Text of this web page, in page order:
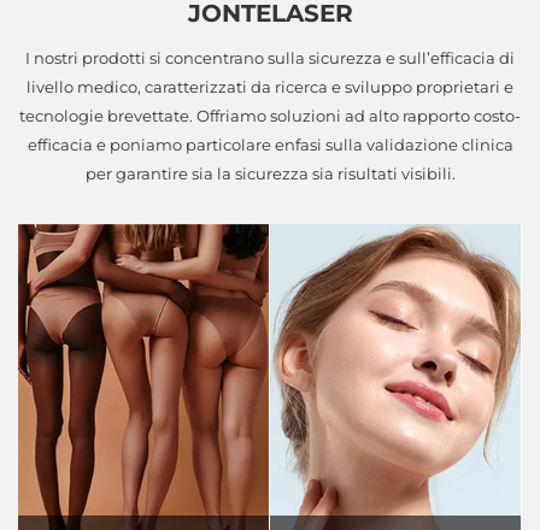
JONTELASER
I nostri prodotti si concentrano sulla sicurezza e sull’efficacia di
livello medico, caratterizzati da ricerca e sviluppo proprietari e
tecnologie brevettate. Offriamo soluzioni ad alto rapporto costo-
efficacia e poniamo particolare enfasi sulla validazione clinica
per garantire sia la sicurezza sia risultati visibili.